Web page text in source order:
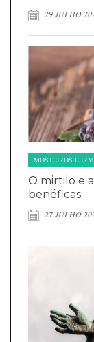
29 JULHO
MOSTEIROS E
O mirtilo e
benéficas
27 JULHO